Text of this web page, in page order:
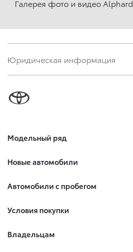
Галерея фото и видео Alphard
Юридическая информация
Модельный ряд
Новые автомобили
Автомобили с пробегом
Условия покупки
Владельцам